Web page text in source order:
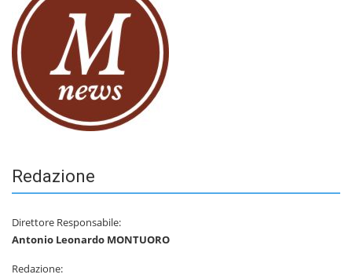
Redazione
Direttore Responsabile:
Antonio Leonardo MONTUORO
Redazione: